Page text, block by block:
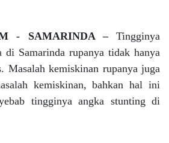
- SAMARINDA – Tingginya
di Samarinda rupanya tidak hanya
Masalah kemiskinan rupanya juga
kemiskinan, bahkan hal ini
tingginya angka stunting di